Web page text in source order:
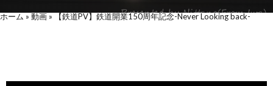
ホーム » 動画 » 【鉄道PV】鉄道開業150周年記念-Never Looking back-